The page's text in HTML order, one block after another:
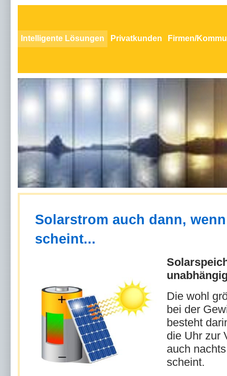
Intelligente Lösungen Privatkunden Firmen/
Solarstrom auch dann,
scheint...
Die wohl
bei der
besteht
die Uhr zur
auch
scheint.